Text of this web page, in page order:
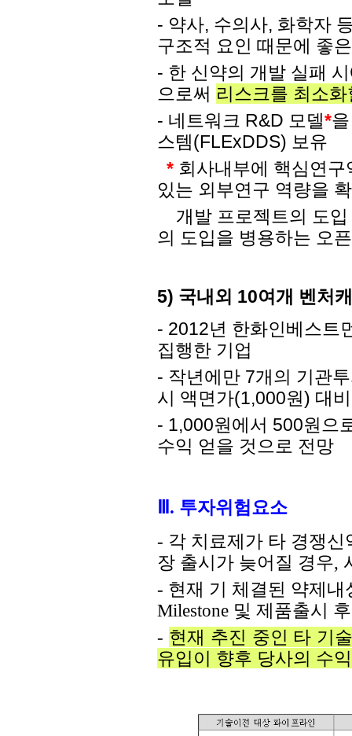
- 약사, 수의사, 화학자
구조적 요인 때문에 좋
- 한 신약의 개발 실패
으로써 리스크를 최소화
- 네트워크 R&D 모델*
스템(FLExDDS) 보유
* 회사내부에 핵심연
있는 외부연구 역량을
개발 프로젝트의 도입
의 도입을 병용하는 오
5) 국내외 10여개 벤처
- 2012년 한화인베스트
집행한 기업
- 작년에만 7개의 기관
시 액면가(1,000원) 대
- 1,000원에서 500원으
수익 얻을 것으로 전망
. 투자위험요소
- 각 치료제가 타 경쟁
장 출시가 늦어질 경우,
- 현재 기 체결된 약제
Milestone 및 제품출시
- 현재 추진 중인 타 기
유입이 향후 당사의 수